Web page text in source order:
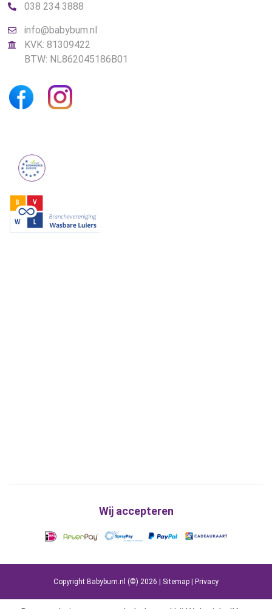
038 234 3888
info@babybum.nl
KVK: 81309422
BTW: NL862045186B01
Wij accepteren
Copyright Babybum.nl (©) 2026 | Sitemap Privacy